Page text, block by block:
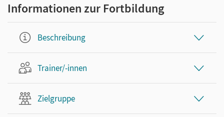
Informationen zur Fortbildung
Beschreibung
Trainer/-innen
Zielgruppe